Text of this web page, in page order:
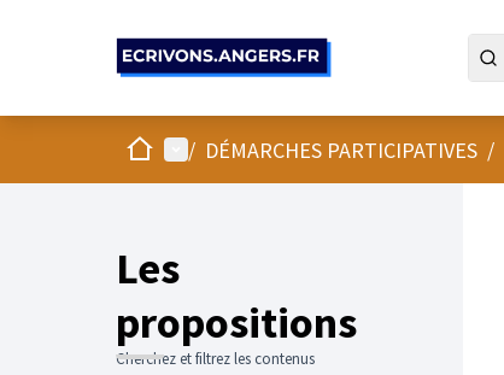
AccueilMenu principal
/ DÉMARCHES PARTICIPATIVES /
Les
propositions
Cherchez et filtrez les contenus